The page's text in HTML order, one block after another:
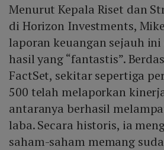
Menurut Kepala Riset dan
di Horizon Investments,
laporan keuangan sejauh
hasil yang “fantastis”.
FactSet, sekitar sepertiga
500 telah melaporkan
antaranya berhasil
laba. Secara historis, ia
saham-saham memang